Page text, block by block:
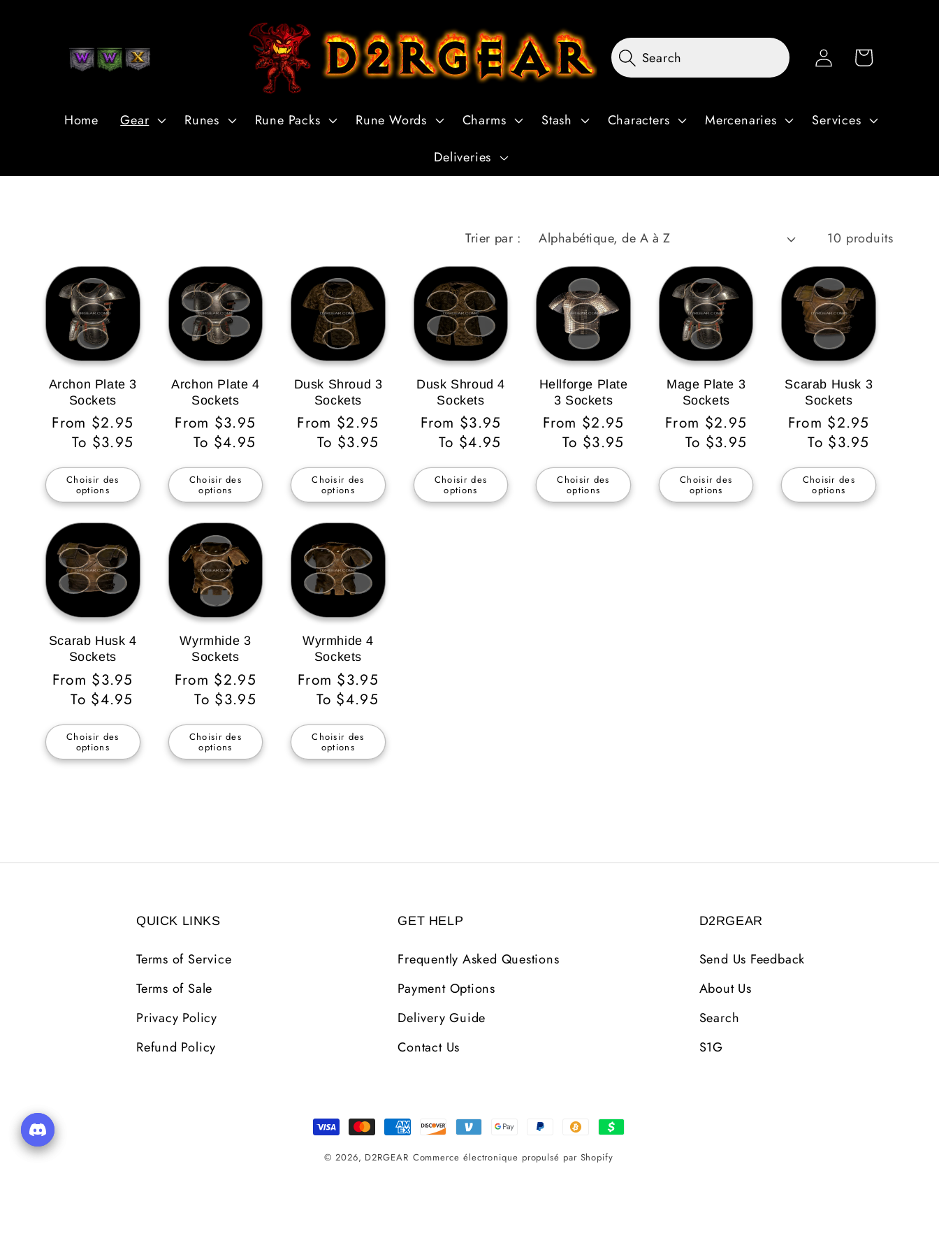
contenu
Home Gear Runes Rune Packs Rune Words Charms Stash Characters Mercenaries Services
Deliveries
Search Connexion Panier
Trier par : 10 produits
Archon Plate 3
Sockets
Prix
habituel
From $2.95
To $3.95
Choisir des
options
Archon Plate 4
Sockets
Prix
habituel
From $3.95
To $4.95
Choisir des
options
Dusk Shroud 3
Sockets
Prix
habituel
From $2.95
To $3.95
Choisir des
options
Dusk Shroud 4
Sockets
Prix
habituel
From $3.95
To $4.95
Choisir des
options
Hellforge Plate
3 Sockets
Prix
habituel
From $2.95
To $3.95
Choisir des
options
Mage Plate 3
Sockets
Prix
habituel
From $2.95
To $3.95
Choisir des
options
Scarab Husk 3
Sockets
Prix
habituel
From $2.95
To $3.95
Choisir des
options
Scarab Husk 4
Sockets
Prix
habituel
From $3.95
To $4.95
Choisir des
options
Wyrmhide 3
Sockets
Prix
habituel
From $2.95
To $3.95
Choisir des
options
Wyrmhide 4
Sockets
Prix
habituel
From $3.95
To $4.95
Choisir des
options
QUICK LINKS
Terms of Service
Terms of Sale
Privacy Policy
Refund Policy
GET HELP
Frequently Asked Questions
Payment Options
Delivery Guide
Contact Us
D2RGEAR
Send Us Feedback
About Us
Search
S1G
Moyens
de
© 2026, D2RGEAR Commerce électronique propulsé par Shopify